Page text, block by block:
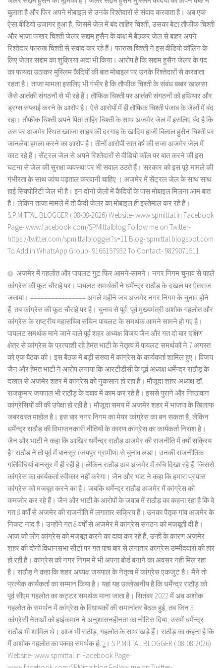
बुलाता है और फिर अपने मोबाइल से उनके रिश्तेदारों से संवाद करवाता है। अब एक
ऐसा वीडियो उजागर हुआ है, जिसमें जेल में बंद ताहिर चिश्ती, उसका बेटा तौफीक चिश्ती
और भांजा फखर चिश्ती जेलर सद्दाम हुसैन के कक्ष में बैठकर जेल से बाहर अपने
रिश्तेदार फारुख चिश्ती से संवाद कर रहे हैं। फारुख चिश्ती ने इस वीडियो कॉलिंग के
लिए जेलर सद्दाम का शुक्रिया अदा भी किया। आरोप है कि सद्दाम हुसैन जेलर के पद
का फायदा उठाकर मुस्लिम कैदियों की बात मोबाइल पर उनके रिश्तेदारों से करवाता
रहता है। ताजा मामला इसलिए भी गंभीर है कि तौफीक चिश्ती के संबंध बब्बर खालसा
जैसे आतंकी संगठनों से भी रहे हैं। तौफिक चिश्ती पर आतंकी संगठनों को हथियार और
ड्रग्स सप्लाई करने के आरोप है। ऐसे आरोपों में ही तौफिक चिश्ती पंजाब के जेलों में बंद
रहा। तौफीक चिश्ती अपने पिता ताहिर चिश्ती के साथ अजमेर जेल में इसलिए बंद है कि
उस पर अजमेर स्थित ख्वाजा साहब की दरगाह के खादिम हाजी बिलाल हुसैन चिश्ती पर
जानलेवा हमला करने का आरोप है। तीनों आरोपी सात वर्ष की सजा अजमेर जेल में
काट रहे हैं। सेंट्रल जेल से अपने रिश्तेदारों से वीडियो कॉल पर बात करने की इस
घटना से जेल की सुरक्षा व्यवस्था पर भी सवाल उठते हैं। सरकार को इस पूरे मामले की
गंभीरता के साथ जांच पड़ताल करवानी चाहिए । अजमेर में सेंट्रल जेल के साथ साथ
हाई सिक्योरिटी जेल भी है। इन दोनों जेलों में कैदियों के पास मोबाइल मिलना आम बात
है। लेकिन ताजा मामले में तो कैदी जेलर का मोबाइल ही इस्तेमाल कर रहे हैं।
S.P.MITTAL BLOGGER ( 08-08-2026) Website- www.spmittal.in Facebook
Page- www.facebook.com/SPMittalblog Follow me on Twitter-
https://twitter.com/spmittalblogger?s=11 Blog- spmittal.blogspot.com
To Add in WhatsApp Group- 9166157932 To Contact- 9829071511
अजमेर में गहलोत और पायलट गुट फिर आमने-सामने। नगर निगम चुनाव से पहले
कांग्रेस की फूट चौराहे पर। पायलट समर्थकों ने धर्मेन्द्र राठौड़ के दखल पर ऐतराज
जताया। ================ अगले महीने जब अजमेर नगर निगम के चुनाव होने
हैं, तब कांग्रेस की फूट चौराहे पर है। चुनाव से पूर्व, पूर्व मुख्यमंत्री अशोक गहलोत और
कांग्रेस के राष्ट्रीय महासचिव सचिन पायलट के समर्थक आमने सामने हो गए है।
पायलट समर्थक माने जाने वाले पूर्व शहर अध्यक्ष विजय जैन और गत दो बार दक्षिण
क्षेत्र से कांग्रेस के प्रत्याशी रहे हेमंत भाटी के नेतृत्व में पायलट समर्थकों ने 7 अगस्त
को एक बैठक की। इस बैठक में बड़ी संख्या में कांग्रेस के कार्यकर्ता शामिल हुए। विजय
जैन और हेमंत भाटी ने आरोप लगाया कि आरटीडीसी के पूर्व अध्यक्ष धर्मेन्द्र राठौड़ के
दखल से अजमेर शहर में कांग्रेस को नुकसान हो रहा है। मौजूदा शहर अध्यक्ष डॉ.
राजकुमार जयपाल भी राठौड़ के दबाव में काम कर रहे हैं। इससे पुराने और निष्ठावान
कांग्रेसियों की की उपेक्षा हो रही है। मौजूदा समय में अजमेर शहर में भाजपा के खिलाफ
जबरदस्त माहोल है। इस बार नगर निगम का मेयर कांग्रेस का बन सकता है, लेकिन
धर्मेन्द्र राठौड़ की विभाजनकारी नीतियों के कारण कांग्रेस का कार्यकर्ता निराश है।
जैन और भाटी ने कहा कि आखिर धर्मेन्द्र राठौड़ अजमेर की राजनीति में क्यों सक्रिय
हैै? राठौड़ ने तो पूर्व में बानसूर (जयपुर ग्रामीण) से चुनाव लड़ा। उनकी राजनीतिक
गतिविधियां बानसूर में ही रही है। लेकिन राठौड़ अब अजमेर में रुचि दिखा रहे हैं, जिससे
कांग्रेस का कार्यकर्ता स्वीकार नहीं करेगा। जैन और भाट ने कहा कि हमारा प्रयास
कांग्रेस को मजबूत करने का है। जबकि धर्मेन्द्र राठौड़ अजमेर में कांग्रेस को
कमजोर कर रहे हैं। जैन और भाटी के आरोपों के जवाब में राठौड़ का कहना रहा है कि वे
गत 8 वर्षों से अजमेर की राजनीति में लगातार सक्रिय हैं। उनका पैतृक गांव अजमेर के
निकट नांद है। उन्होंने गत 8 वर्षों से अजमेर में कांग्रेस संगठन को मजबूती दी है।
आज जो लोग कांग्रेस को मजबूत करने का दावा कर रहे हैं, उन्हीं के कारण अजमेर
शहर की दोनों विधानसभा सीटों पर गत पांच बार से लगातार कांग्रेस उम्मीदवारों की हार
हो रही है। कांग्रेस को नगर निगम में भी अपना बोर्ड बनाने का अवसर नहीं मिल रहा
है। राठौड़ ने कहा कि शहर अध्यक्ष जयपाल के नेतृत्व में कांग्रेस एकजुट है। मैंने तो
प्रत्येक कार्यकर्ता का सम्मान किया है। यहां यह उल्लेखनीय है कि धर्मेन्द्र राठौड़ को
पूर्व सीएम गहलोत का कट्टर समर्थक माना जाता है। सितंबर 2022 में अब अशोक
गहलोत के समर्थन में कांग्रेस के विधायकों की समानांतर बैठक हुई, तब जिन 3
कांग्रेसी नेताओं को हाईकमान ने अनुशासनहीनता का नोटिस दिया, उसमें धर्मेन्द्र
राठौड़ भी शामिल थे। आज भी राठौड़, गहलोत के साथ खड़े हैं। राठौड़ का कहना है कि
मैं अशोक गहलोत का पक्का समर्थक हंू। S.P.MITTAL BLOGGER ( 08-08-2026)
Website- www.spmittal.in Facebook Page-